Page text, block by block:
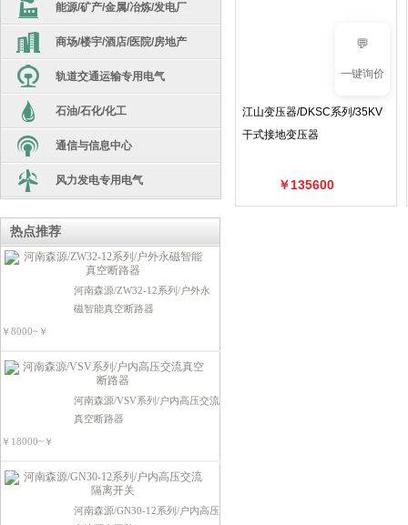
电源系统
库存现货
电工超市
配件
光伏/充电桩
光伏箱变
隔离变压器
非晶合金
电源电器类
干式变压器
油浸式变压器
高低压开关柜
断路器类
无功补偿类
电源电器类
开关电器类
能源/矿产/金属/冶炼/发电厂
电炉变
车载移动式变电站
矿用隔爆变
断路器类
电机驱动类
可编程控制器
商场/楼宇/酒店/医院/房地产
干式变压器
高低压开关柜
箱变
开关电器类
防雷灭火器类
轨道交通运输专用电气
整流变压器
船用变
石油/石化/化工
干式变压器
油浸式变压器
开关电器类
电源电器类
通信与信息中心
SG10干变
非晶合金
S13油变
高低压开关柜
可编程控制器
风力发电专用电气
风力发电站
高低压开关柜
接触器类
热点推荐
河南森源/ZW32-12系列/户外永
磁智能真空断路器
￥8000~￥
河南森源/VSV系列/户内高压交流
真空断路器
￥18000~￥
河南森源/GN30-12系列/户内高压
江山变压器/DKSC系列/35KV
干式接地变压器
￥135600
💬
一键询价